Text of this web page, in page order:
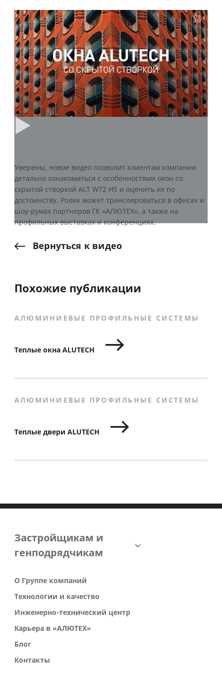
Уверены, новое видео позволит клиентам компании
детально ознакомиться с особенностями окон со
скрытой створкой ALT W72 HS и оценить их по
достоинству. Ролик может транслироваться в офисах и
шоу-румах партнеров ГК «АЛЮТЕХ», а также на
профильных выставках и конференциях.
Вернуться к видео
Похожие публикации
АЛЮМИНИЕВЫЕ ПРОФИЛЬНЫЕ СИСТЕМЫ
Теплые окна ALUTECH
АЛЮМИНИЕВЫЕ ПРОФИЛЬНЫЕ СИСТЕМЫ
Теплые двери ALUTECH
Застройщикам и
генподрядчикам
О Группе компаний
Технологии и качество
Инженерно-технический центр
Карьера в «АЛЮТЕХ»
Блог
Контакты